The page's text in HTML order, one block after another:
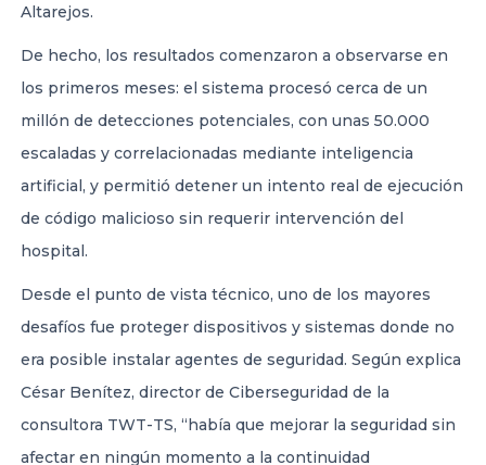
Altarejos.
De hecho, los resultados comenzaron a observarse en
los primeros meses: el sistema procesó cerca de un
millón de detecciones potenciales, con unas 50.000
escaladas y correlacionadas mediante inteligencia
artificial, y permitió detener un intento real de ejecución
de código malicioso sin requerir intervención del
hospital.
Desde el punto de vista técnico, uno de los mayores
desafíos fue proteger dispositivos y sistemas donde no
era posible instalar agentes de seguridad. Según explica
César Benítez, director de Ciberseguridad de la
consultora TWT-TS, “había que mejorar la seguridad sin
afectar en ningún momento a la continuidad